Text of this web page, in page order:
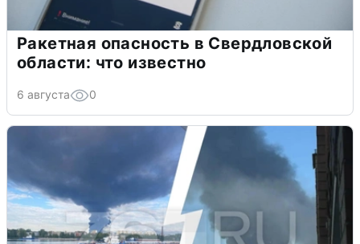
Ракетная опасность в Свердловской
области: что известно
6 августа 0